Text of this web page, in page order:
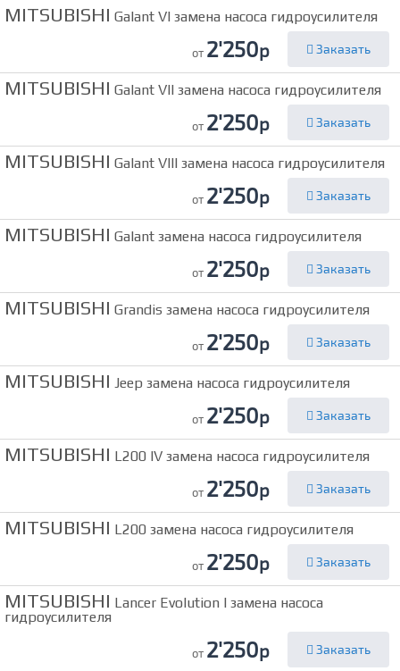
MITSUBISHI Galant VI замена насоса гидроусилителя
от 2'250р Заказать
MITSUBISHI Galant VII замена насоса гидроусилителя
от 2'250р Заказать
MITSUBISHI Galant VIII замена насоса гидроусилителя
от 2'250р Заказать
MITSUBISHI Galant замена насоса гидроусилителя
от 2'250р Заказать
MITSUBISHI Grandis замена насоса гидроусилителя
от 2'250р Заказать
MITSUBISHI Jeep замена насоса гидроусилителя
от 2'250р Заказать
MITSUBISHI L200 IV замена насоса гидроусилителя
от 2'250р Заказать
MITSUBISHI L200 замена насоса гидроусилителя
от 2'250р Заказать
MITSUBISHI Lancer Evolution I замена насоса
гидроусилителя
от 2'250р Заказать